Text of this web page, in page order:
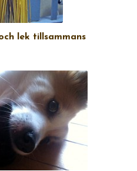
lek tillsammans